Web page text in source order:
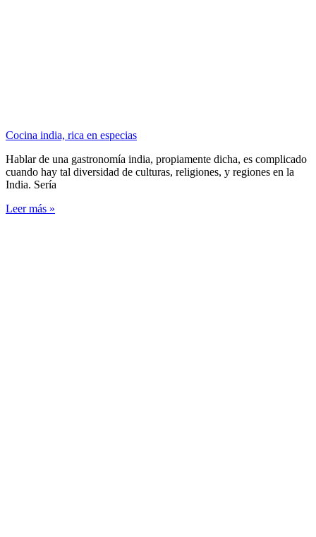
Cocina india, rica en especias
Hablar de una gastronomía india, propiamente dicha, es complicado
cuando hay tal diversidad de culturas, religiones, y regiones en la
India. Sería
Leer más »